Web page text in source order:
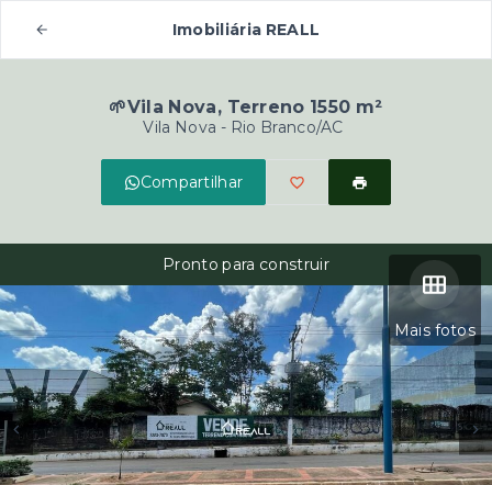
Imobiliária REALL
🌱Vila Nova, Terreno 1550 m²
Vila Nova - Rio Branco/AC
Compartilhar
Mais fotos
Pronto para construir